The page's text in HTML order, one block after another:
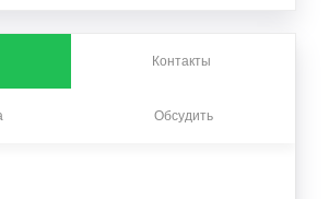
Контакты
Обсудить